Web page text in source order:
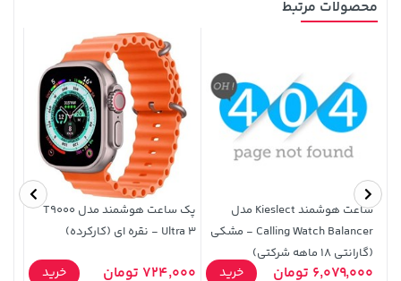
141,000 تومان
165,900
خرید 1,109,000 تومان خرید
محصولات مرتبط
ساعت هوشمند Kieslect مدل
Calling Watch Balancer - مشکی
(گارانتی 18 ماهه شرکتی)
6,079,000 تومان خرید
پک ساعت هوشمند مدل T9000
Ultra 3 - نقره ای (کارکرده)
724,000 تومان خرید